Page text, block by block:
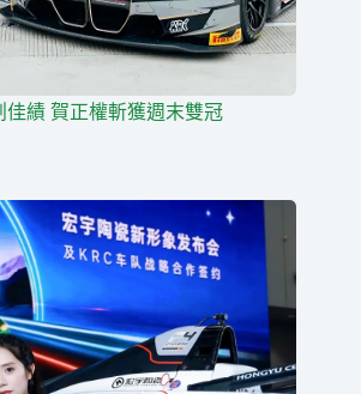
佳績 賀正權斬獲週末雙冠